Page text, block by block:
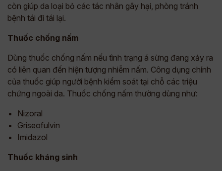
còn giúp da loại bỏ các tác nhân gây hại, phòng tránh
bệnh tái đi tái lại.
Thuốc chống nấm
Dùng thuốc chống nấm nếu tình trạng á sừng đang xảy ra
có liên quan đến hiện tượng nhiễm nấm. Công dụng chính
của thuốc giúp người bệnh kiểm soát tại chỗ các triệu
chứng ngoài da. Thuốc chống nấm thường dùng như:
Nizoral
Griseofulvin
Imidazol
Thuốc kháng sinh